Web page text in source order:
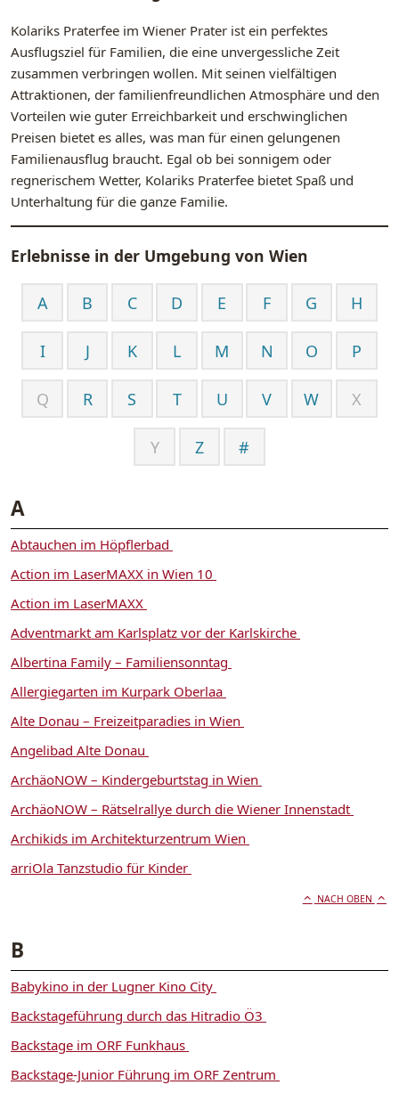
Kolariks Praterfee im Wiener Prater ist ein perfektes
Ausflugsziel für Familien, die eine unvergessliche Zeit
zusammen verbringen wollen. Mit seinen vielfältigen
Attraktionen, der familienfreundlichen Atmosphäre und den
Vorteilen wie guter Erreichbarkeit und erschwinglichen
Preisen bietet es alles, was man für einen gelungenen
Familienausflug braucht. Egal ob bei sonnigem oder
regnerischem Wetter, Kolariks Praterfee bietet Spaß und
Unterhaltung für die ganze Familie.
Erlebnisse in der Umgebung von Wien
A B C D E F G H
I J K L M N O P
Q R S T U V W X
Y Z #
A
Abtauchen im Höpflerbad
Action im LaserMAXX in Wien 10
Action im LaserMAXX
Adventmarkt am Karlsplatz vor der Karlskirche
Albertina Family – Familiensonntag
Allergiegarten im Kurpark Oberlaa
Alte Donau – Freizeitparadies in Wien
Angelibad Alte Donau
ArchäoNOW – Kindergeburtstag in Wien
ArchäoNOW – Rätselrallye durch die Wiener Innenstadt
Archikids im Architekturzentrum Wien
arriOla Tanzstudio für Kinder
NACH OBEN
B
Babykino in der Lugner Kino City
Backstageführung durch das Hitradio Ö3
Backstage im ORF Funkhaus
Backstage-Junior Führung im ORF Zentrum